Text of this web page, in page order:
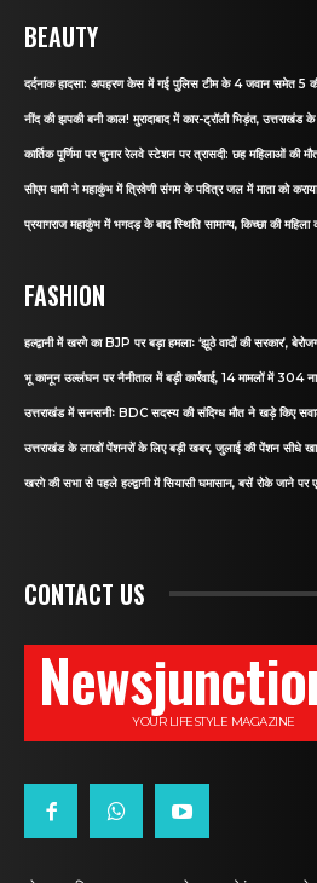
BEAUTY
दर्दनाक हादसा: अपहरण केस में गई पुलिस टीम के 4 जवान समेत 5
नींद की झपकी बनी काल! मुरादाबाद में कार-ट्रॉली भिड़ंत, उत्तराखंड
कार्तिक पूर्णिमा पर चुनार रेलवे स्टेशन पर त्रासदी: छह महिलाओं की
सीएम धामी ने महाकुंभ में त्रिवेणी संगम के पवित्र जल में माता को
प्रयागराज महाकुंभ में भगदड़ के बाद स्थिति सामान्य, किच्छा की महिला
FASHION
हल्द्वानी में खरगे का BJP पर बड़ा हमलाः ‘झूठे वादों की सरकार’,
भू कानून उल्लंघन पर नैनीताल में बड़ी कार्रवाई, 14 मामलों में 304
उत्तराखंड में सनसनीः BDC सदस्य की संदिग्ध मौत ने खड़े किए
उत्तराखंड के लाखों पेंशनरों के लिए बड़ी खबर, जुलाई की पेंशन सीधे
खरगे की सभा से पहले हल्द्वानी में सियासी घमासान, बसें रोके जाने
CONTACT US
YOUR LIFESTYLE MAGAZINE